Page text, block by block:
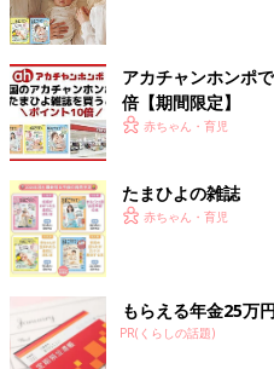
アカチャンホンポ
倍【期間限定】
赤ちゃん・育児
たまひよの雑誌
赤ちゃん・育児
もらえる年金25万
PR(くらしの話題)